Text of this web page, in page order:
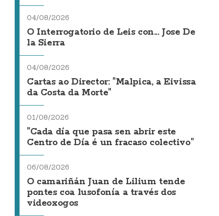
04/08/2026
O Interrogatorio de Leis con... Jose De
la Sierra
04/08/2026
Cartas ao Director: "Malpica, a Eivissa
da Costa da Morte"
01/08/2026
"Cada día que pasa sen abrir este
Centro de Día é un fracaso colectivo"
06/08/2026
O camariñán Juan de Lilium tende
pontes coa lusofonía a través dos
videoxogos